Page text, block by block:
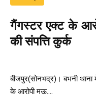
गैंगस्टर एक्ट के
की संपत्ति कुर्क
बीजपुर(सोनभद्र)। बभनी
के आरोपी मऊ....